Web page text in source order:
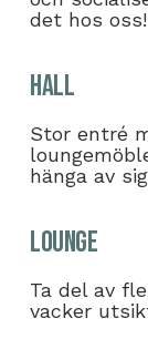
det hos oss!
Hall
Stor entré
hänga av
Lounge
Ta del av
vacker